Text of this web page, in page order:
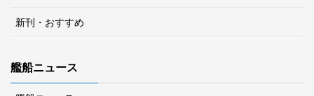
新刊・おすすめ
艦船ニュース